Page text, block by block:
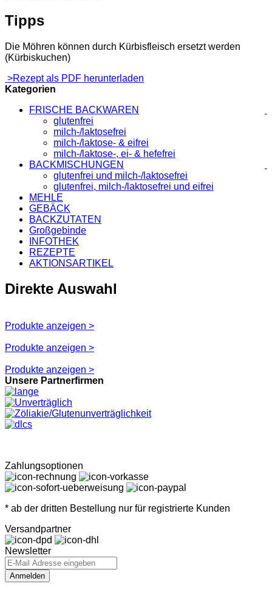
Tipps
Die Möhren können durch Kürbisfleisch ersetzt werden
(Kürbiskuchen)
>Rezept als PDF herunterladen
Kategorien
FRISCHE BACKWAREN
glutenfrei
milch-/laktosefrei
milch-/laktose- & eifrei
milch-/laktose-, ei- & hefefrei
BACKMISCHUNGEN
glutenfrei und milch-/laktosefrei
glutenfrei, milch-/laktosefrei und eifrei
MEHLE
GEBÄCK
BACKZUTATEN
Großgebinde
INFOTHEK
REZEPTE
AKTIONSARTIKEL
Direkte Auswahl
Produkte anzeigen >
Produkte anzeigen >
Produkte anzeigen >
Unsere Partnerfirmen
Zahlungsoptionen
* ab der dritten Bestellung nur für registrierte Kunden
Versandpartner
Newsletter
Anmelden